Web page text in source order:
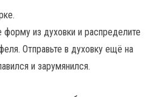
форму из духовки и распределите
Отправьте в духовку ещё на
и зарумянился.